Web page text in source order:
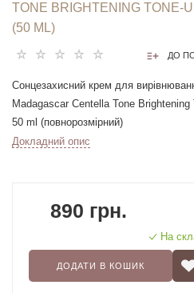
TONE BRIGHTENING TONE-
(50 ML)
ДО
Сонцезахисний крем для
Madagascar Centella Tone
50 ml (повнорозмірний)
пігментацію. Він містить потужні
яких транексамова кислота та
Особливості:
Докладний опис
890 грн.
На
ДОДАТИ В КОШИК